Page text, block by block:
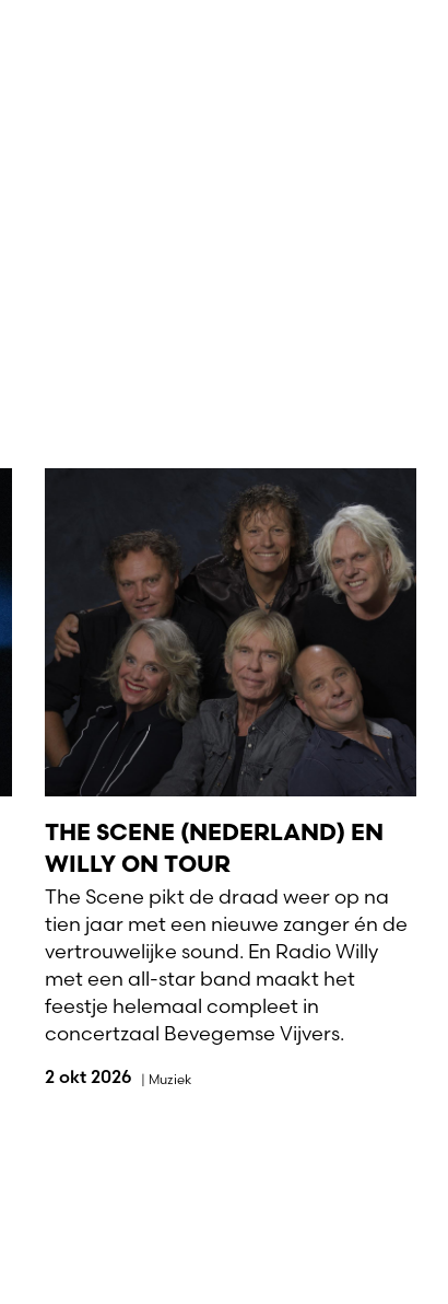
THE SCENE (NEDERLAND) EN
WILLY ON TOUR
The Scene pikt de draad weer op na
tien jaar met een nieuwe zanger én de
vertrouwelijke sound. En Radio Willy
met een all-star band maakt het
feestje helemaal compleet in
concertzaal Bevegemse Vijvers.
2 okt 2026 | Muziek